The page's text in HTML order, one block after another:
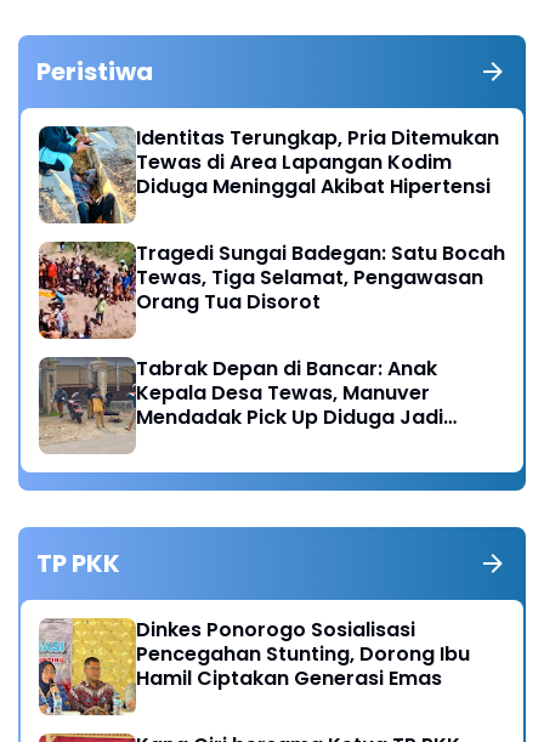
Peristiwa
Identitas Terungkap, Pria Ditemukan
Tewas di Area Lapangan Kodim
Diduga Meninggal Akibat Hipertensi
Tragedi Sungai Badegan: Satu Bocah
Tewas, Tiga Selamat, Pengawasan
Orang Tua Disorot
Tabrak Depan di Bancar: Anak
Kepala Desa Tewas, Manuver
Mendadak Pick Up Diduga Jadi
TP PKK
Dinkes Ponorogo Sosialisasi
Pencegahan Stunting, Dorong Ibu
Hamil Ciptakan Generasi Emas